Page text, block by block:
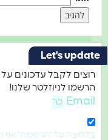
Let's update
הרשמו לניוזלטר שלנו!
Email
בלחיצה על "הרשמה" אני